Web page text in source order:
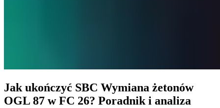
Jak ukończyć SBC Wymiana żetonów
OGL 87 w FC 26? Poradnik i analiza